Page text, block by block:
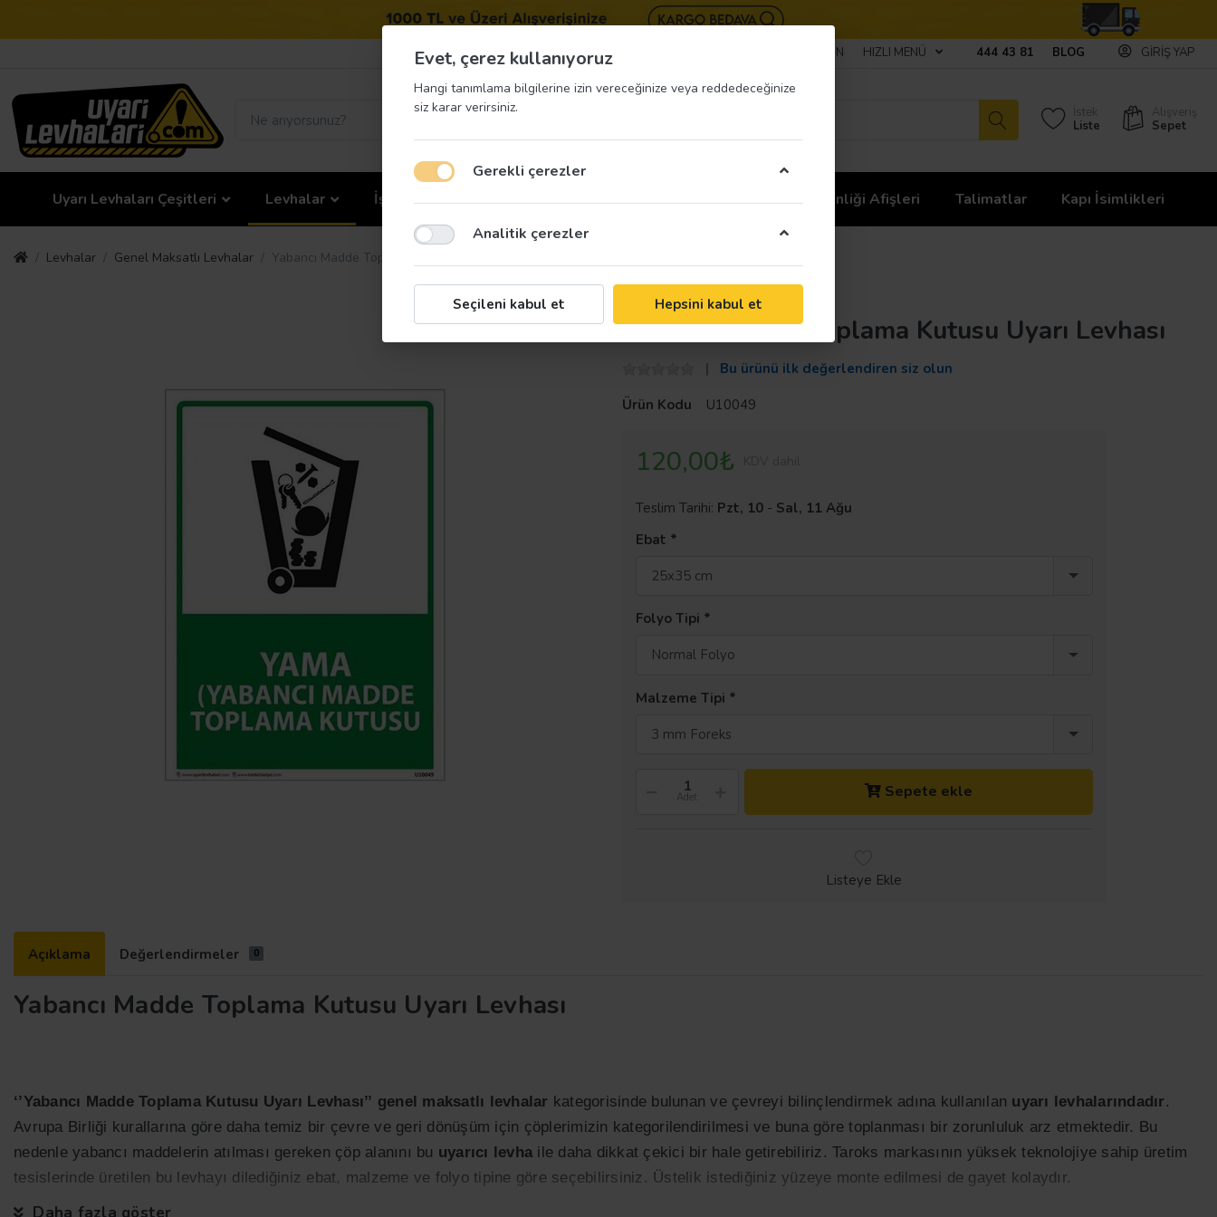
BIZE ULAŞIN HIZLI MENÜ 444 43 81 BLOG GIRIŞ YAP
İstek
Liste
Alışveriş
Sepet
Uyarı Levhaları Çeşitleri Levhalar İş Güvenliği Etiketleri İş Güvenliği Ekipmanları İş Güvenliği Afişleri Talimatlar Kapı İsimlikleri
Levhalar Genel Maksatlı Levhalar Yabancı Madde Toplama Kutusu Uyarı Levhası
Taroks
Yabancı Madde Toplama Kutusu Uyarı Levhası
Bu ürünü ilk değerlendiren siz olun
Ürün Kodu
U10049
120,00₺
Teslim Tarihi: Pzt, 10 - Sal, 11 Ağu
Ebat
25x35 cm
Folyo Tipi
Normal Folyo
Malzeme Tipi
3 mm Foreks
Adet Sepete ekle
Listeye Ekle
Açıklama Değerlendirmeler 0
Yabancı Madde Toplama Kutusu Uyarı Levhası
‘’Yabancı Madde Toplama Kutusu Uyarı Levhası’’ genel maksatlı levhalar kategorisinde bulunan ve çevreyi bilinçlendirmek adına kullanılan uyarı levhalarındadır .
Avrupa Birliği kurallarına göre daha temiz bir çevre ve geri dönüşüm için çöplerimizin kategorilendirilmesi ve buna göre toplanması bir zorunluluk arz etmektedir. Bu
nedenle yabancı maddelerin atılması gereken çöp alanını bu uyarıcı levha ile daha dikkat çekici bir hale getirebiliriz. Taroks markasının yüksek teknolojiye sahip üretim
tesislerinde üretilen bu levhayı dilediğiniz ebat, malzeme ve folyo tipine göre seçebilirsiniz. Üstelik istediğiniz yüzeye monte edilmesi de gayet kolaydır.
Daha fazla göster
Evet, çerez kullanıyoruz
Hangi tanımlama bilgilerine izin vereceğinize veya reddedeceğinize
siz karar verirsiniz.
Gerekli çerezler
Analitik çerezler
Seçileni kabul et Hepsini kabul et